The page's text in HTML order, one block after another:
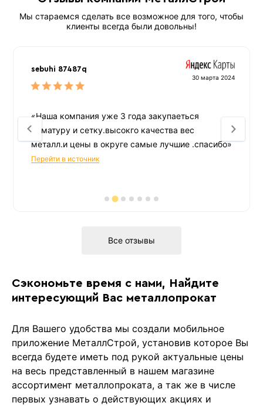
Мы стараемся сделать все возможное для того, чтобы
клиенты всегда были довольны!
sebuhi 87487q
30 марта 2024
«Наша компания уже 3 года закупаеться
арматуру и сетку.высокго качества вес
металл.и цены в округе самые лучшие .спасибо»
Перейти в источник
Все отзывы
Сэкономьте время с нами, Найдите
интересующий Ваc металлопрокат
Для Вашего удобства мы создали мобильное
приложение МеталлСтрой, установив которое Вы
всегда будете иметь под рукой актуальные цены
на весь представленный в нашем магазине
ассортимент металлопроката, а так же в числе
первых узнавать о действующих акциях и